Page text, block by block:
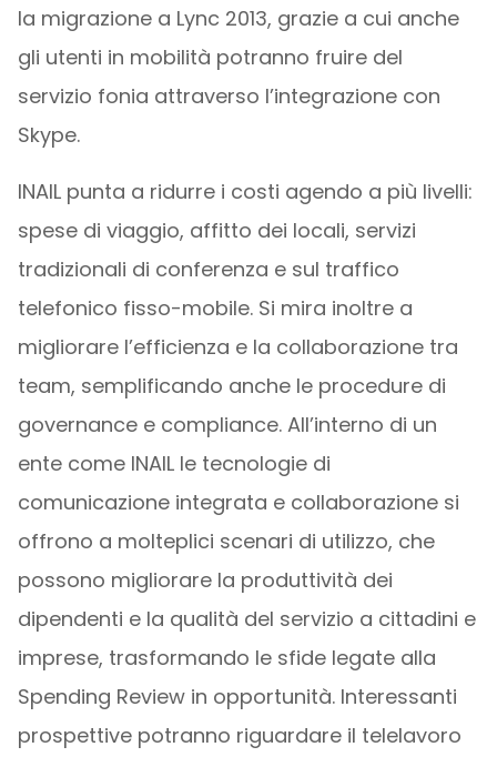
la migrazione a Lync 2013, grazie a cui anche
gli utenti in mobilità potranno fruire del
servizio fonia attraverso l’integrazione con
Skype.
INAIL punta a ridurre i costi agendo a più livelli:
spese di viaggio, affitto dei locali, servizi
tradizionali di conferenza e sul traffico
telefonico fisso-mobile. Si mira inoltre a
migliorare l’efficienza e la collaborazione tra
team, semplificando anche le procedure di
governance e compliance. All’interno di un
ente come INAIL le tecnologie di
comunicazione integrata e collaborazione si
offrono a molteplici scenari di utilizzo, che
possono migliorare la produttività dei
dipendenti e la qualità del servizio a cittadini e
imprese, trasformando le sfide legate alla
Spending Review in opportunità. Interessanti
prospettive potranno riguardare il telelavoro